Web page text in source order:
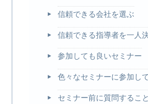
信頼できる会社を選ぶ
信頼できる指導者を一人
参加しても良いセミナー
色々なセミナーに参加し
セミナー前に質問するこ